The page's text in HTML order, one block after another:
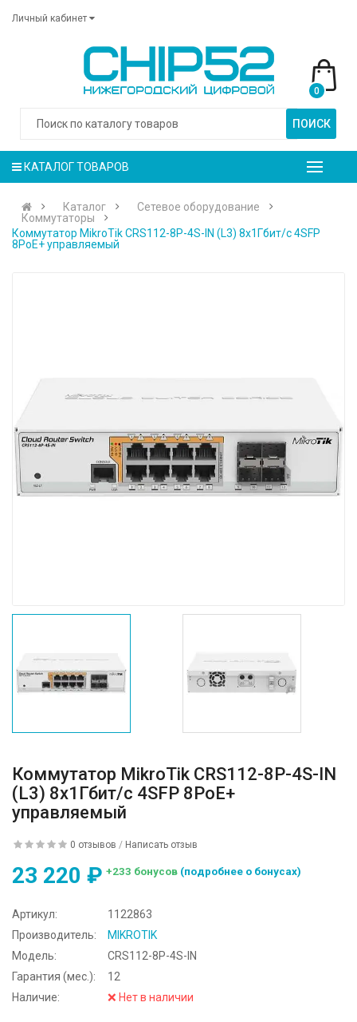
Личный кабинет
ПОИСК
0
КАТАЛОГ ТОВАРОВ
Каталог
Сетевое оборудование
Коммутаторы
Коммутатор MikroTik CRS112-8P-4S-IN (L3) 8x1Гбит/с 4SFP
8PoE+ управляемый
Коммутатор MikroTik CRS112-8P-4S-IN
(L3) 8x1Гбит/с 4SFP 8PoE+
управляемый
0 отзывов / Написать отзыв
23 220 ₽ +233 бонусов (подробнее о бонусах)
Артикул:
1122863
Производитель:
MIKROTIK
Модель:
CRS112-8P-4S-IN
Гарантия (мес.):
12
Наличие:
❌ Нет в наличии